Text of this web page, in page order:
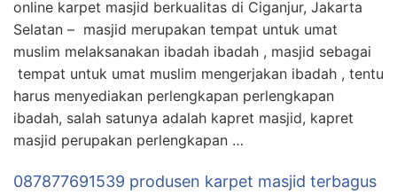
online karpet masjid berkualitas di Ciganjur, Jakarta
Selatan – masjid merupakan tempat untuk umat
muslim melaksanakan ibadah ibadah , masjid sebagai
tempat untuk umat muslim mengerjakan ibadah , tentu
harus menyediakan perlengkapan perlengkapan
ibadah, salah satunya adalah kapret masjid, kapret
masjid perupakan perlengkapan …
087877691539 produsen karpet masjid terbagus